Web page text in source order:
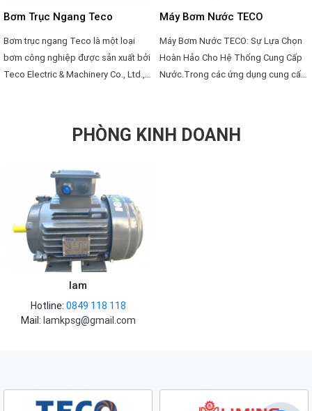
Bơm Trục Ngang Teco
Bơm trục ngang Teco là một loại
bơm công nghiệp được sản xuất bởi
Teco Electric & Machinery Co., Ltd.,
quan đến điện và cơ khí. Bơm trục
ngang Teco là một sản phẩm được
công nghiệp khác nhau để cung cấp
dòng chảy và áp lực cho chất lỏng
hoặc hỗn hợp khí-đám.
Máy Bơm Nước TECO
Máy Bơm Nước TECO: Sự Lựa Chọn
Hoàn Hảo Cho Hệ Thống Cung Cấp
Nước.Trong các ứng dụng cung cấp
những nhà sản xuất hàng đầu về các
PHÒNG KINH DOANH
lam
Hotline: 0849 118 118
Mail: lamkpsg@gmail.com